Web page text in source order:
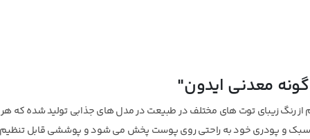
معدنی ایدون"
از رنگ زیبای توت های مختلف در طبیعت در مدل های جذابی تولید شده که
و پودری خود به راحتی روی پوست پخش می شود و پوششی قابل تنظیم